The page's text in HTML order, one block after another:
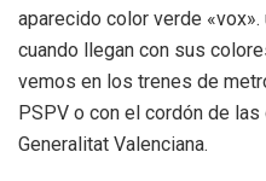
aparecido color verde
cuando llegan con sus
vemos en los trenes de
PSPV o con el cordón de
Generalitat Valenciana.